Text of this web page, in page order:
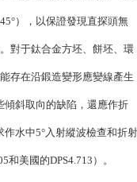
），以保證發現直探頭無
對于鈦合金方坯、餅坯、環
存在沿鍛造變形應變線產生
傾斜取向的缺陷，還應作折
水中5°入射縱波檢查和折
和美國的DPS4.713）。